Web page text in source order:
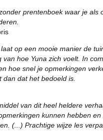
prentenboek waar je als
op een mooie manier de
van hoe Yuna zich voelt. In
hoe snel je opmerkingen
dan dat het bedoeld is.
van dit heel heldere
kunnen hebben
(...) Prachtige wijze les